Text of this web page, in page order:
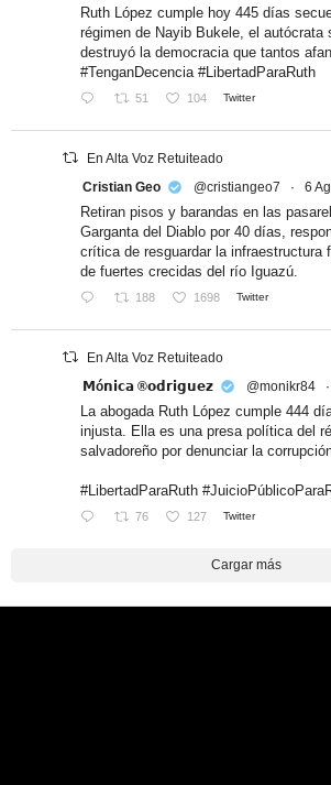
Ruth López cumple hoy 445 días
régimen de Nayib Bukele, el autócrata
destruyó la democracia que tantos
#TenganDecencia #LibertadParaRuth
51 104 Twitter
En Alta Voz Retuiteado
Cristian Geo
@cristiangeo7 · 6
Retiran pisos y barandas en las
Garganta del Diablo por 40 días,
crítica de resguardar la infraestructura
de fuertes crecidas del río Iguazú.
188 1698 Twitter
En Alta Voz Retuiteado
𝗠ó𝗻𝗶𝗰𝗮 ®𝗼𝗱𝗿𝗶𝗴𝘂𝗲𝘇
@monikr84 ·
La abogada Ruth López cumple 444
injusta. Ella es una presa política del
salvadoreño por denunciar la
#LibertadParaRuth
76 127 Twitter
Cargar más